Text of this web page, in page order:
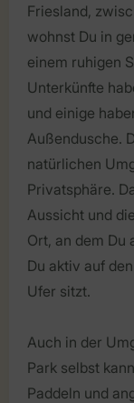
Friesland,
wohnst Du in
einem ruhigen
Unterkünfte
und einige
Außendusche.
natürlichen
Privatsphäre.
Aussicht und
Ort, an dem Du
Du aktiv auf
Ufer sitzt.
Auch in der
Park selbst
Paddeln und